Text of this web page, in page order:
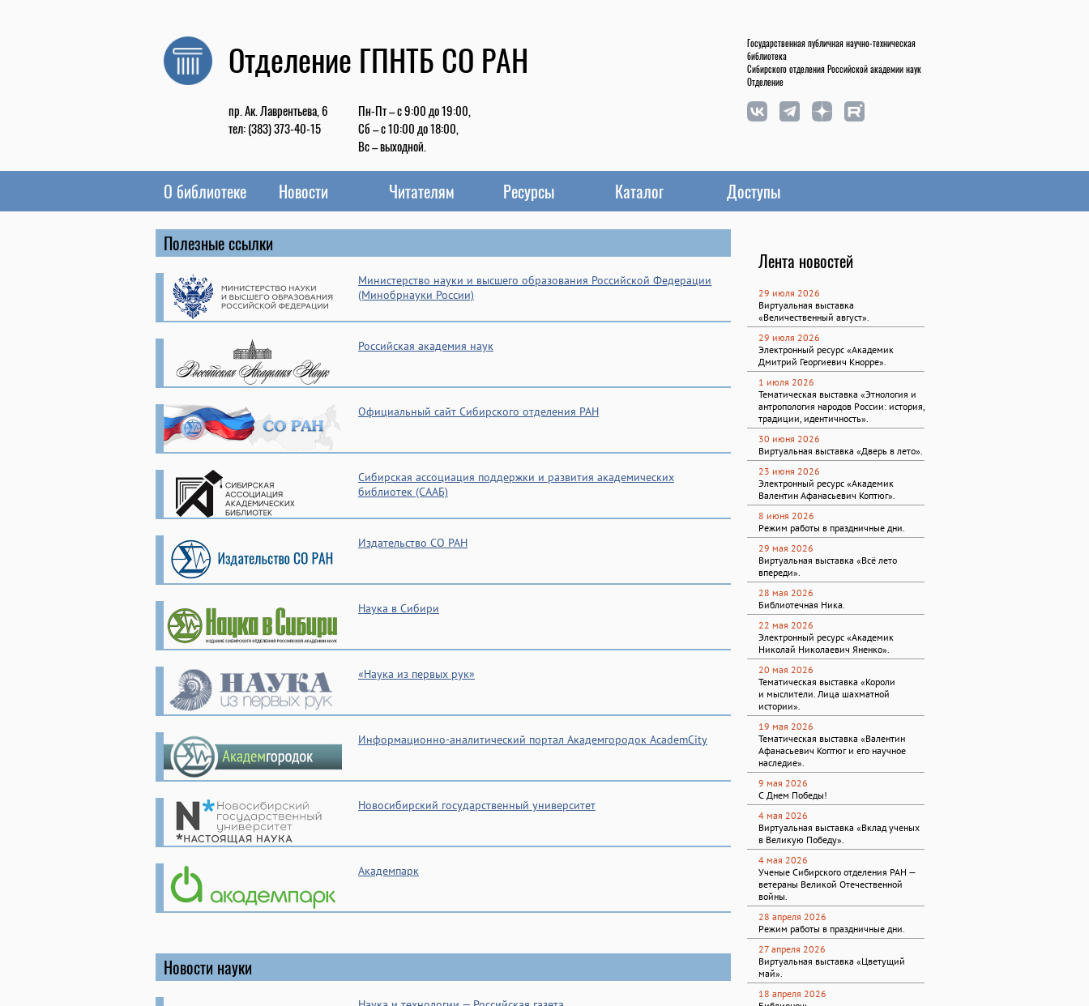
Отделение ГПНТБ СО РАН
Государственная публичная научно-техническая
библиотека
Сибирского отделения Российской академии наук
Отделение
пр. Ак. Лаврентьева, 6
тел: (383) 373-40-15
Пн-Пт – с 9:00 до 19:00,
Сб – с 10:00 до 18:00,
Вс – выходной.
О библиотеке Новости Читателям Ресурсы Каталог Доступы
Полезные ссылки
Министерство науки и высшего образования Российской Федерации
(Минобрнауки России)
Российская академия наук
Официальный сайт Сибирского отделения РАН
Сибирская ассоциация поддержки и развития академических
библиотек (СААБ)
Издательство СО РАН
Наука в Сибири
«Наука из первых рук»
Информационно-аналитический портал Академгородок AcademCity
Новосибирский государственный университет
Академпарк
Новости науки
Лента новостей
29 июля 2026
Виртуальная выставка
«Величественный август».
29 июля 2026
Электронный ресурс «Академик
Дмитрий Георгиевич Кнорре».
1 июля 2026
Тематическая выставка «Этнология и
антропология народов России: история,
традиции, идентичность».
30 июня 2026
Виртуальная выставка «Дверь в лето».
23 июня 2026
Электронный ресурс «Академик
Валентин Афанасьевич Коптюг».
8 июня 2026
Режим работы в праздничные дни.
29 мая 2026
Виртуальная выставка «Всё лето
впереди».
28 мая 2026
Библиотечная Ника.
22 мая 2026
Электронный ресурс «Академик
Николай Николаевич Яненко».
20 мая 2026
Тематическая выставка «Короли
и мыслители. Лица шахматной
истории».
19 мая 2026
Тематическая выставка «Валентин
Афанасьевич Коптюг и его научное
наследие».
9 мая 2026
С Днем Победы!
4 мая 2026
Виртуальная выставка «Вклад ученых
в Великую Победу».
4 мая 2026
Ученые Сибирского отделения РАН —
ветераны Великой Отечественной
войны.
28 апреля 2026
Режим работы в праздничные дни.
27 апреля 2026
Виртуальная выставка «Цветущий
май».
18 апреля 2026